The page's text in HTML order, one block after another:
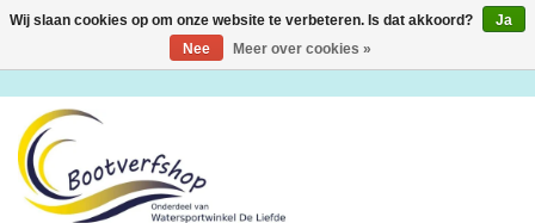
Toggle
Wij slaan cookies op om onze website te verbeteren. Is dat akkoord?
Ja
Nee
Meer over cookies »